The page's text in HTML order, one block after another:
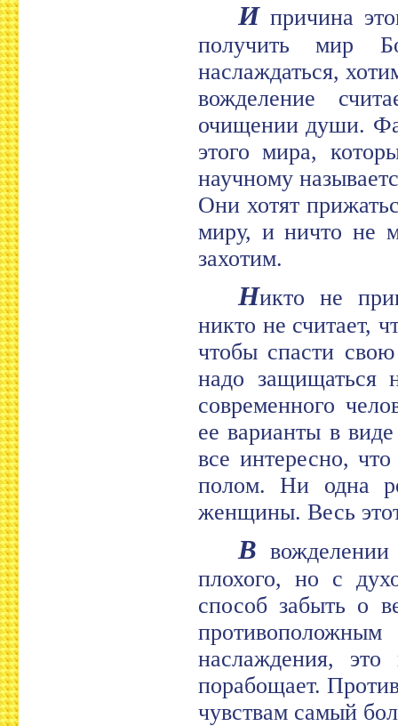
Ипричина
получить мир
наслаждаться,
вожделение
очищении души.
этого мира,
научному
Они хотят
миру, и ничто не
захотим.
Никто не
никто не считает,
чтобы спасти
надо защищаться
современного
ее варианты в
все интересно,
полом. Ни одна
женщины. Весь
В
плохого, но с
способ забыть о
наслаждения,
порабощает.
чувствам самый